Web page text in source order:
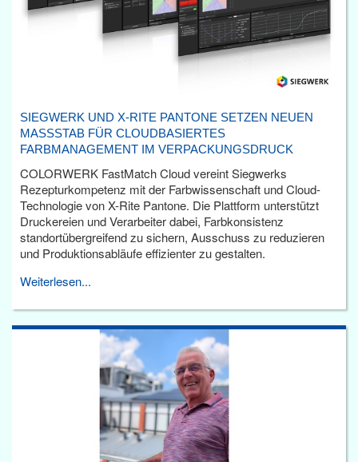
SIEGWERK UND X-RITE PANTONE SETZEN NEUEN
MASSSTAB FÜR CLOUDBASIERTES F
ARBMANAGEMENT IM VERPACKUNGSDRUCK
COLORWERK FastMatch Cloud vereint Siegwerks
Rezepturkompetenz mit der Farbwissenschaft und Cloud-
Technologie von X-Rite Pantone. Die Plattform unterstützt
Druckereien und Verarbeiter dabei, Farbkonsistenz
standortübergreifend zu sichern, Ausschuss zu reduzieren
und Produktionsabläufe effizienter zu gestalten.
Weiterlesen...